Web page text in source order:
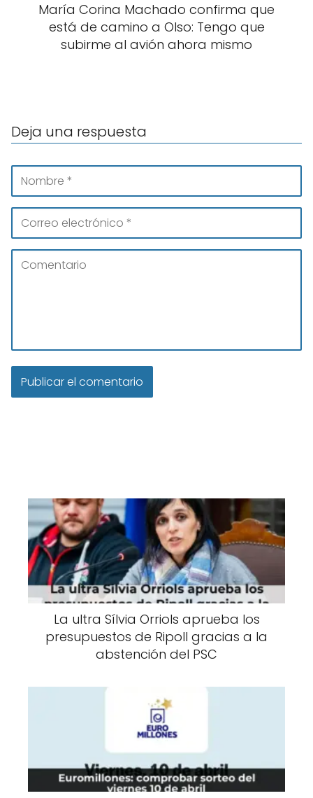
María Corina Machado confirma que
está de camino a Olso: Tengo que
subirme al avión ahora mismo
Deja una respuesta
La ultra Sílvia Orriols aprueba los
presupuestos de Ripoll gracias a la
abstención del PSC